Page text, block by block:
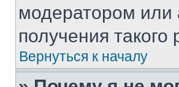
модератором
получения
Вернуться к началу